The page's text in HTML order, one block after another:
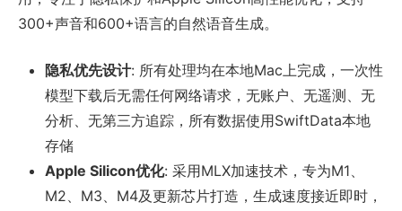
300+声音和600+语言的自然语音生成。
隐私优先设计: 所有处理均在本地Mac上完成，一次性
模型下载后无需任何网络请求，无账户、无遥测、无
分析、无第三方追踪，所有数据使用SwiftData本地
存储
Apple Silicon优化: 采用MLX加速技术，专为M1、
M2、M3、M4及更新芯片打造，生成速度接近即时，